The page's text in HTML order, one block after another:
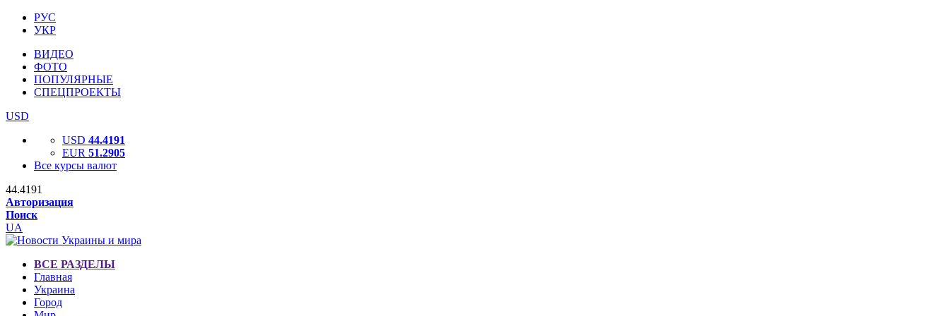
РУС
УКР
ВИДЕО
ФОТО
ПОПУЛЯРНЫЕ
СПЕЦПРОЕКТЫ
USD
USD 44.4191
EUR 51.2905
Все курсы валют
44.4191
Авторизация
Поиск
UA
ВСЕ РАЗДЕЛЫ
Главная
Украина
Город